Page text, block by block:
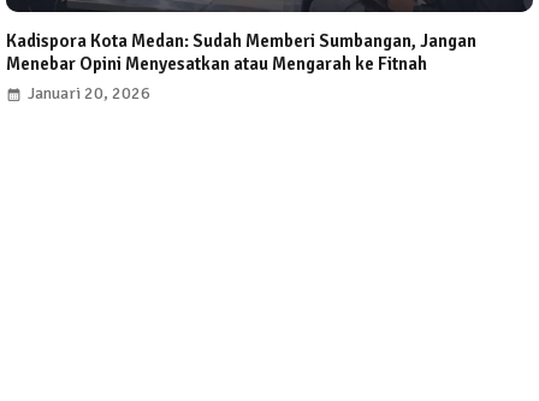
Kadispora Kota Medan: Sudah Memberi Sumbangan, Jangan
Menebar Opini Menyesatkan atau Mengarah ke Fitnah
Januari 20, 2026